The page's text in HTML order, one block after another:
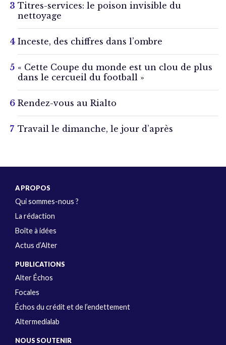
Titres-services: le poison invisible du
nettoyage
Inceste, des chiffres dans l’ombre
« Cette Coupe du monde est un clou de plus
dans le cercueil du football »
Rendez-vous au Rialto
Travail le dimanche, le jour d’après
A PROPOS
Qui sommes-nous ?
La rédaction
Boîte à idées
Actus d’Alter
PUBLICATIONS
Alter Échos
Focales
Échos du crédit et de l’endettement
Altermedialab
NOUS SOUTENIR